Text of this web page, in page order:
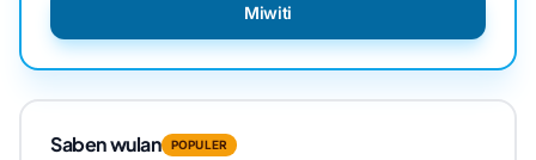
Miwiti
Saben wulan POPULER